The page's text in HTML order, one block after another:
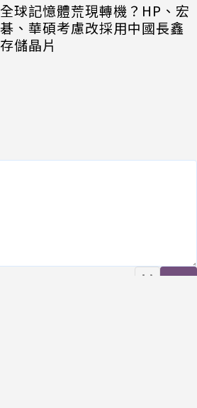
全球記憶體荒現轉機？HP、宏
碁、華碩考慮改採用中國長鑫
存儲晶片
回覆